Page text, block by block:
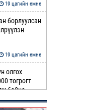
19 цагийн өмнө
борлуулсан
19 цагийн өмнө
олгох
төгрөгт
байна